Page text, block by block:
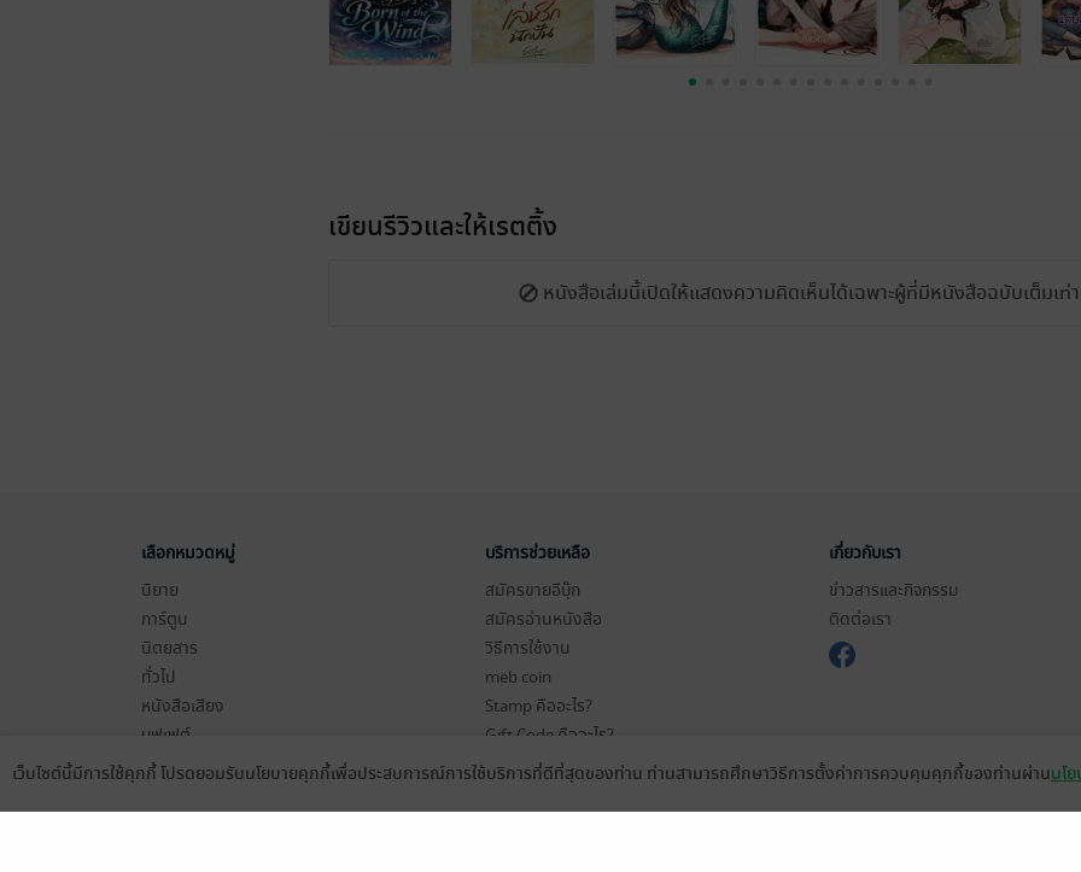
เขียนรีวิวและให้เรตติ้ง
หนังสือเล่มนี้เปิดให้แสดงความคิดเห็นได้เฉพาะผู้ที่มีหนังสือฉบับเต็มเท่
เลือกหมวดหมู่
นิยาย
การ์ตูน
นิตยสาร
ทั่วไป
หนังสือเสียง
บุฟเฟต์
บริการช่วยเหลือ
สมัครขายอีบุ๊ก
สมัครอ่านหนังสือ
วิธีการใช้งาน
meb coin
Stamp คืออะไร?
Gift Code คืออะไร?
เงื่อนไขในการใช้บริการ
เกี่ยวกับเรา
ข่าวสารและกิจกรรม
ติดต่อเรา
เว็บไซต์นี้มีการใช้คุกกี้ โปรดยอมรับนโยบายคุกกี้เพื่อประสบการณ์การใช้บริการที่ดีที่สุดของท่าน ท่านสามารถศึกษาวิธีการตั้งค่าการควบคุมคุกกี้ของท่านผ่านนโ